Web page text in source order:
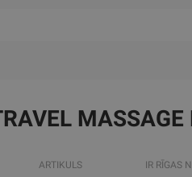
MASSAGE
ARTIKULS IR RĪGAS